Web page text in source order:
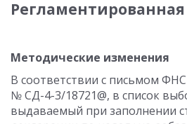
Методические изменения
В соответствии с письмом ФНС
№ СД-4-3/18721@, в список
выдаваемый при заполнении